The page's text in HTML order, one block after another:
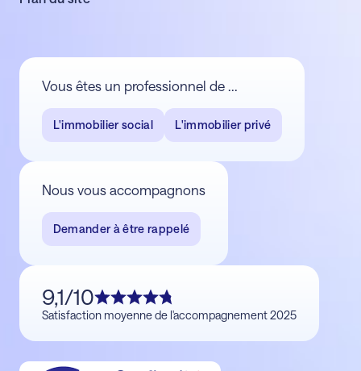
Vous êtes un professionnel de ...
L'immobilier social L'immobilier privé
Nous vous accompagnons
Demander à être rappelé
9,1/10
Satisfaction moyenne de l'accompagnement 2025